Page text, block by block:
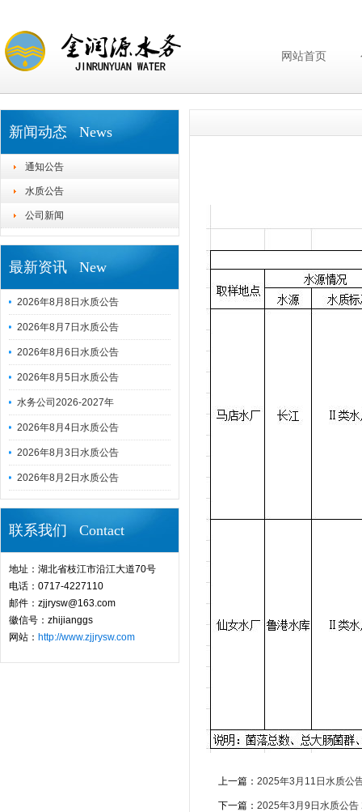
网站首页
新闻动态 News
通知公告
水质公告
公司新闻
最新资讯 New
2026年8月8日水质公告
2026年8月7日水质公告
2026年8月6日水质公告
2026年8月5日水质公告
水务公司2026-2027年
2026年8月4日水质公告
2026年8月3日水质公告
2026年8月2日水质公告
联系我们 Contact
地址：湖北省枝江市沿江大道70号
电话：0717-4227110
邮件：zjjrysw@163.com
徽信号：zhijianggs
网站： http://www.zjjrysw.com
上一篇： 2025年3月11日水质公
下一篇： 2025年3月9日水质公告